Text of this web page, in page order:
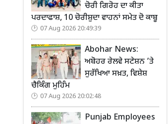
ਚੋਰੀ ਗਿਰੋਹ ਦਾ ਕੀਤਾ
ਪਰਦਾਫਾਸ਼, 10 ਚੋਰੀਸ਼ੁਦਾ ਵਾਹਨਾਂ ਸਮੇਤ ਦੋ ਕਾਬੂ
07 Aug 2026 20:49:39
Abohar News:
ਅਬੋਹਰ ਰੇਲਵੇ ਸਟੇਸ਼ਨ ’ਤੇ
ਸੁਰੱਖਿਆ ਸਖ਼ਤ, ਵਿਸ਼ੇਸ਼
ਚੈਕਿੰਗ ਮੁਹਿੰਮ
07 Aug 2026 20:02:48
Punjab Employees